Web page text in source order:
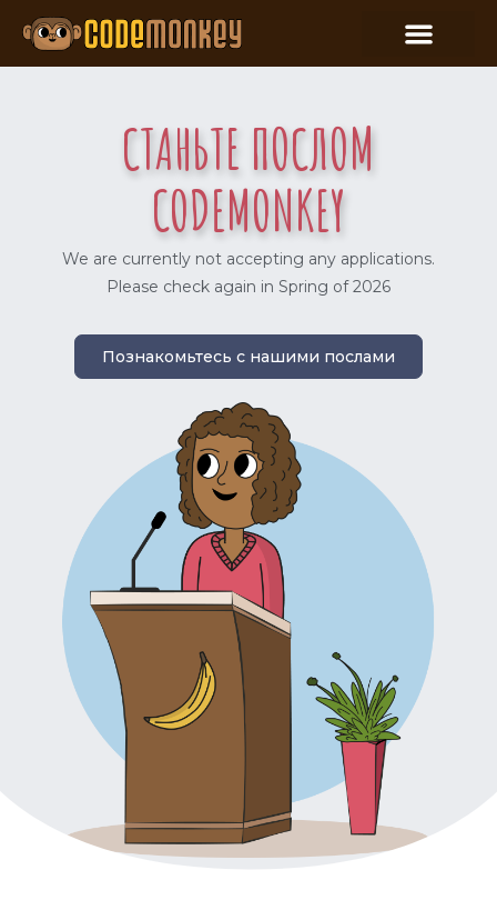
СТАНЬТЕ ПОСЛОМ
CODEMONKEY
We are currently not accepting any applications.
Please check again in Spring of 2026
Познакомьтесь с нашими послами